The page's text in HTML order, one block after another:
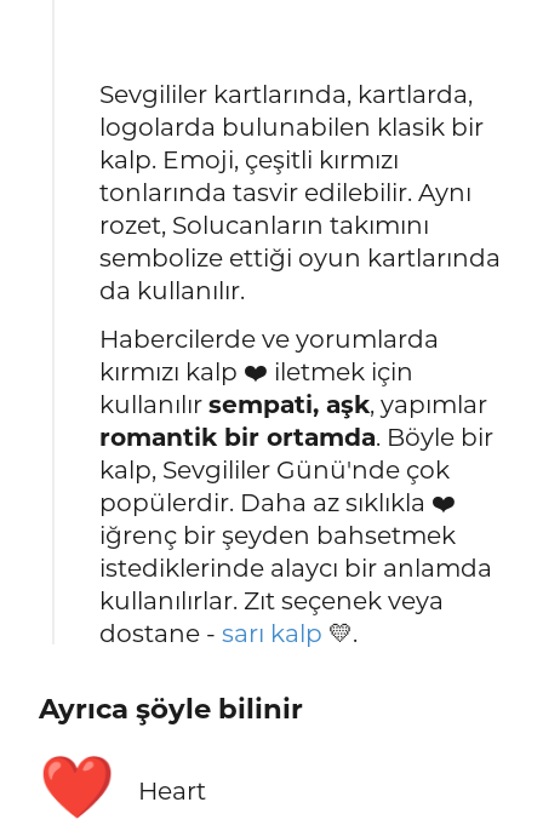
Sevgililer kartlarında, kartlarda,
logolarda bulunabilen klasik bir
kalp. Emoji, çeşitli kırmızı
tonlarında tasvir edilebilir. Aynı
rozet, Solucanların takımını
sembolize ettiği oyun kartlarında
da kullanılır.
Habercilerde ve yorumlarda
kırmızı kalp ❤️ iletmek için
kullanılırsempati, aşk, yapımlar
romantik bir ortamda. Böyle bir
kalp, Sevgililer Günü'nde çok
popülerdir. Daha az sıklıkla ❤️
iğrenç bir şeyden bahsetmek
istediklerinde alaycı bir anlamda
kullanılırlar. Zıt seçenek veya
dostane -sarı kalp 💛.
Ayrıca şöyle bilinir
❤️ Heart